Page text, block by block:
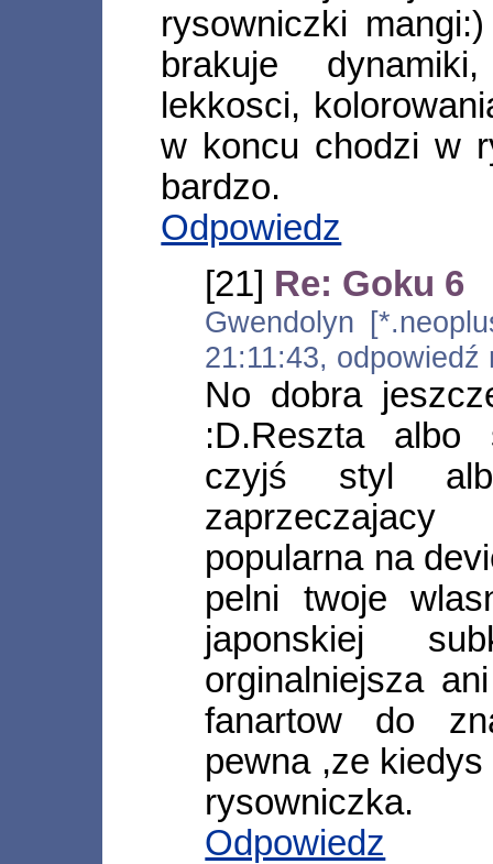
rysowniczki
brakuje
lekkosci,
w koncu chodzi w
bardzo.
Odpowiedz
[21] Re: Goku 6
Gwendolyn
21:11:43,
No dobra
:D.Reszta albo
czyjś styl
popularna na
pelni twoje
japonskiej
orginalniejsza
fanartow do
pewna ,ze
rysowniczka.
Odpowiedz